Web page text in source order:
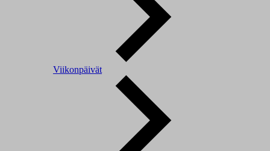
Viikonpäivät